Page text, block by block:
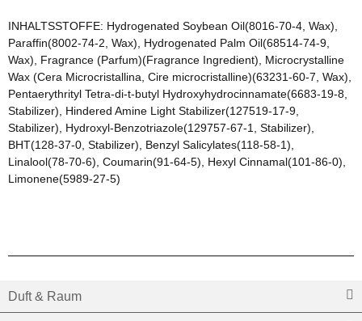
INHALTSSTOFFE: Hydrogenated Soybean Oil(8016-70-4, Wax),
Paraffin(8002-74-2, Wax), Hydrogenated Palm Oil(68514-74-9,
Wax), Fragrance (Parfum)(Fragrance Ingredient), Microcrystalline
Wax (Cera Microcristallina, Cire microcristalline)(63231-60-7, Wax),
Pentaerythrityl Tetra-di-t-butyl Hydroxyhydrocinnamate(6683-19-8,
Stabilizer), Hindered Amine Light Stabilizer(127519-17-9,
Stabilizer), Hydroxyl-Benzotriazole(129757-67-1, Stabilizer),
BHT(128-37-0, Stabilizer), Benzyl Salicylates(118-58-1),
Linalool(78-70-6), Coumarin(91-64-5), Hexyl Cinnamal(101-86-0),
Limonene(5989-27-5)
Duft & Raum